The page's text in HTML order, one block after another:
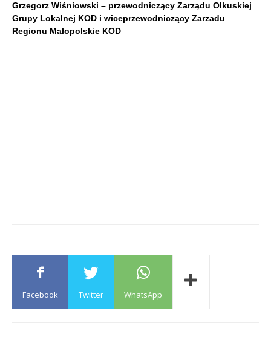
Grzegorz Wiśniowski – przewodniczący Zarządu Olkuskiej
Grupy Lokalnej KOD i wiceprzewodniczący Zarzadu
Regionu Małopolskie KOD
Facebook Twitter WhatsApp